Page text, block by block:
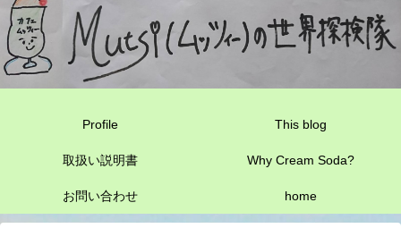
Profile This blog
取扱い説明書 Why Cream Soda?
お問い合わせ home